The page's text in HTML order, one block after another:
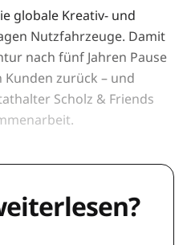
globale Kreativ- und
Nutzfahrzeuge. Damit
nach fünf Jahren Pause
zurück – und
Scholz & Friends